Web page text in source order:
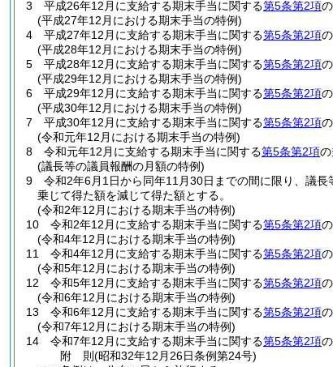
3
平成26年12月に支給する期末手当に関する第5条第2項
(平成27年12月における期末手当の特例)
4
平成27年12月に支給する期末手当に関する第5条第2項
(平成28年12月における期末手当の特例)
5
平成28年12月に支給する期末手当に関する第5条第2項
(平成29年12月における期末手当の特例)
6
平成29年12月に支給する期末手当に関する第5条第2項
(平成30年12月における期末手当の特例)
7
平成30年12月に支給する期末手当に関する第5条第2項
(令和元年12月における期末手当の特例)
8
令和元年12月に支給する期末手当に関する第5条第2項の
(議長等の議員報酬の月額の特例)
9
令和2年6月1日から同年11月30日までの間に限り、議長
乗じて得た額を減じて得た額とする。
(令和2年12月における期末手当の特例)
10
令和2年12月に支給する期末手当に関する第5条第2項
(令和4年12月における期末手当の特例)
11
令和4年12月に支給する期末手当に関する第5条第2項
(令和5年12月における期末手当の特例)
12
令和5年12月に支給する期末手当に関する第5条第2項
(令和6年12月における期末手当の特例)
13
令和6年12月に支給する期末手当に関する第5条第2項
(令和7年12月における期末手当の特例)
14
令和7年12月に支給する期末手当に関する第5条第2項
附 則(昭和32年12月26日条例第24号)